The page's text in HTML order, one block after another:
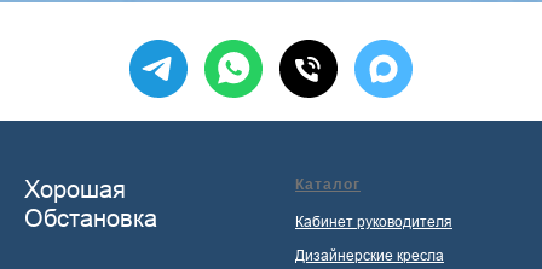
Хорошая
Обстановка
Каталог
Кабинет руководителя
Дизайнерские кресла